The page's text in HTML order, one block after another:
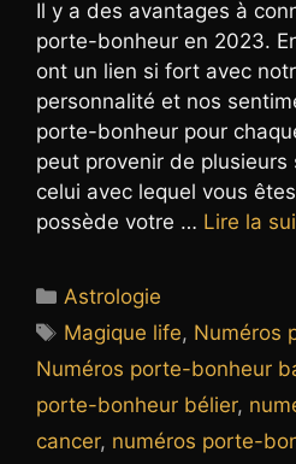
Il y a des avantages à
porte-bonheur en 2023.
ont un lien si fort avec
personnalité et nos
porte-bonheur pour
peut provenir de plusieurs
celui avec lequel vous
possède votre … Lire la
Catégories
Astrologie
Étiquettes
Magique life, Numéros
Numéros porte-bonheur
porte-bonheur bélier,
cancer, numéros porte-